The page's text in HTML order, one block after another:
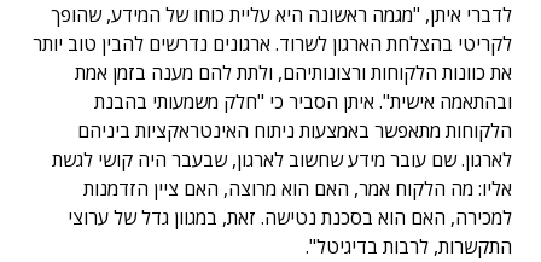
לדברי איתן, "מגמה ראשונה היא עליית כוחו של המידע, שהופך
לקריטי בהצלחת הארגון לשרוד. ארגונים נדרשים להבין טוב יותר
את כוונות הלקוחות ורצונותיהם, ולתת להם מענה בזמן אמת
ובהתאמה אישית". איתן הסביר כי "חלק משמעותי בהבנת
הלקוחות מתאפשר באמצעות ניתוח האינטראקציות ביניהם
לארגון. שם עובר מידע שחשוב לארגון, שבעבר היה קושי לגשת
אליו: מה הלקוח אמר, האם הוא מרוצה, האם ציין הזדמנות
למכירה, האם הוא בסכנת נטישה. זאת, במגוון גדל של ערוצי
התקשרות, לרבות בדיגיטל".